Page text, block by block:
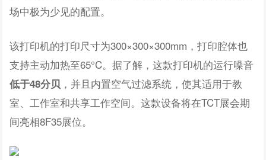
场中极为少见的配置。
该打印机的打印尺寸为300×300×300mm，打印腔体也
支持主动加热至65°C。据了解，这款打印机的运行噪音
低于48分贝 ，并且内置空气过滤系统，使其适用于教
室、工作室和共享工作空间。这款设备将在TCT展会期
间亮相8F35展位。